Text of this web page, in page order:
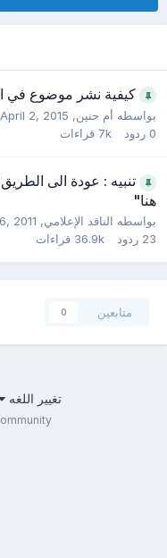
كيفية نشر موضوع في
بواسطه أم حنين,
April 2, 2015
0 ردود 7k قراءات
تنبيه : عودة الى
هنا"
بواسطه الناقد الإعلامي,
2011
23 ردود 36.9k قراءات
متابعين 0
تغيير اللغه